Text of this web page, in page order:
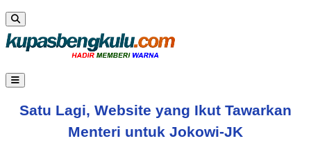
Satu Lagi, Website yang Ikut Tawarkan
Menteri untuk Jokowi-JK